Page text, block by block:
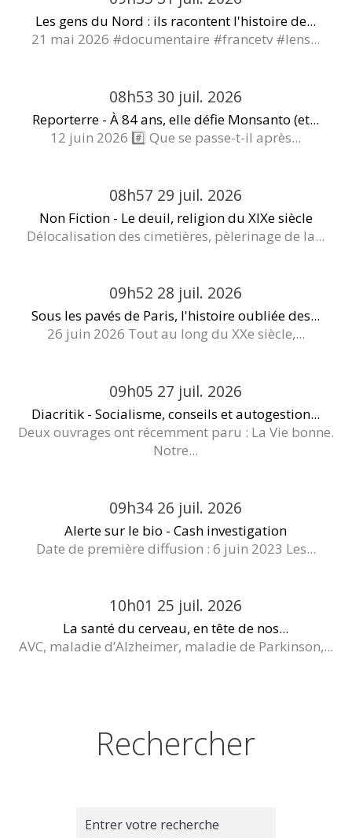
Les gens du Nord : ils racontent l'histoire de...
21 mai 2026 #documentaire #francetv #lens...
08h53 30 juil. 2026
Reporterre - À 84 ans, elle défie Monsanto (et...
12 juin 2026 #️⃣ Que se passe-t-il après...
08h57 29 juil. 2026
Non Fiction - Le deuil, religion du XIXe siècle
Délocalisation des cimetières, pèlerinage de la...
09h52 28 juil. 2026
Sous les pavés de Paris, l'histoire oubliée des...
26 juin 2026 Tout au long du XXe siècle,...
09h05 27 juil. 2026
Diacritik - Socialisme, conseils et autogestion...
Deux ouvrages ont récemment paru : La Vie bonne.
Notre...
09h34 26 juil. 2026
Alerte sur le bio - Cash investigation
Date de première diffusion : 6 juin 2023 Les...
10h01 25 juil. 2026
La santé du cerveau, en tête de nos...
AVC, maladie d’Alzheimer, maladie de Parkinson,...
Rechercher